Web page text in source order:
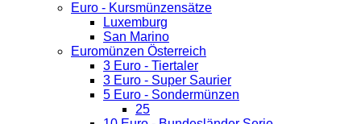
Euro - Kursmünzensätze
Luxemburg
San Marino
Euromünzen Österreich
3 Euro - Tiertaler
3 Euro - Super Saurier
5 Euro - Sondermünzen
25